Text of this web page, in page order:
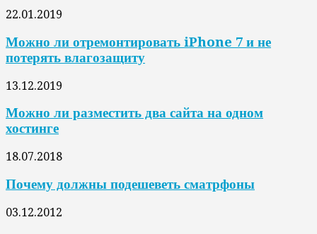
22.01.2019
Можно ли отремонтировать iPhone 7 и не
потерять влагозащиту
13.12.2019
Можно ли разместить два сайта на одном
хостинге
18.07.2018
Почему должны подешеветь сматрфоны
03.12.2012